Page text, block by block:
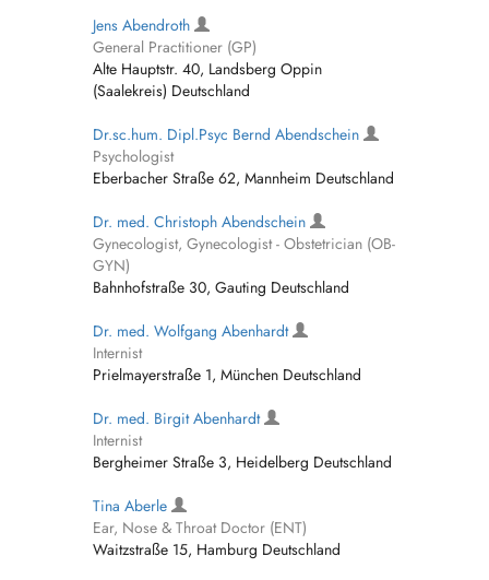
Jens Abendroth
General Practitioner (GP)
Alte Hauptstr. 40, Landsberg Oppin
(Saalekreis) Deutschland
Dr.sc.hum. Dipl.Psyc Bernd Abendschein
Psychologist
Eberbacher Straße 62, Mannheim Deutschland
Dr. med. Christoph Abendschein
Gynecologist, Gynecologist - Obstetrician (OB-
GYN)
Bahnhofstraße 30, Gauting Deutschland
Dr. med. Wolfgang Abenhardt
Internist
Prielmayerstraße 1, München Deutschland
Dr. med. Birgit Abenhardt
Internist
Bergheimer Straße 3, Heidelberg Deutschland
Tina Aberle
Ear, Nose & Throat Doctor (ENT)
Waitzstraße 15, Hamburg Deutschland